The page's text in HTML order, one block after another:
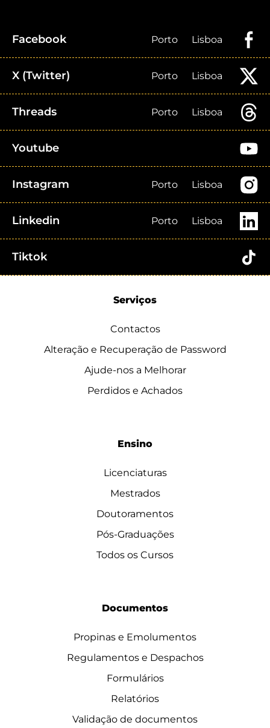
Facebook Porto Lisboa
X (Twitter) Porto Lisboa
Threads Porto Lisboa
Youtube
Instagram Porto Lisboa
Linkedin Porto Lisboa
Tiktok
Serviços
Contactos
Alteração e Recuperação de Password
Ajude-nos a Melhorar
Perdidos e Achados
Ensino
Licenciaturas
Mestrados
Doutoramentos
Pós-Graduações
Todos os Cursos
Documentos
Propinas e Emolumentos
Regulamentos e Despachos
Formulários
Relatórios
Validação de documentos